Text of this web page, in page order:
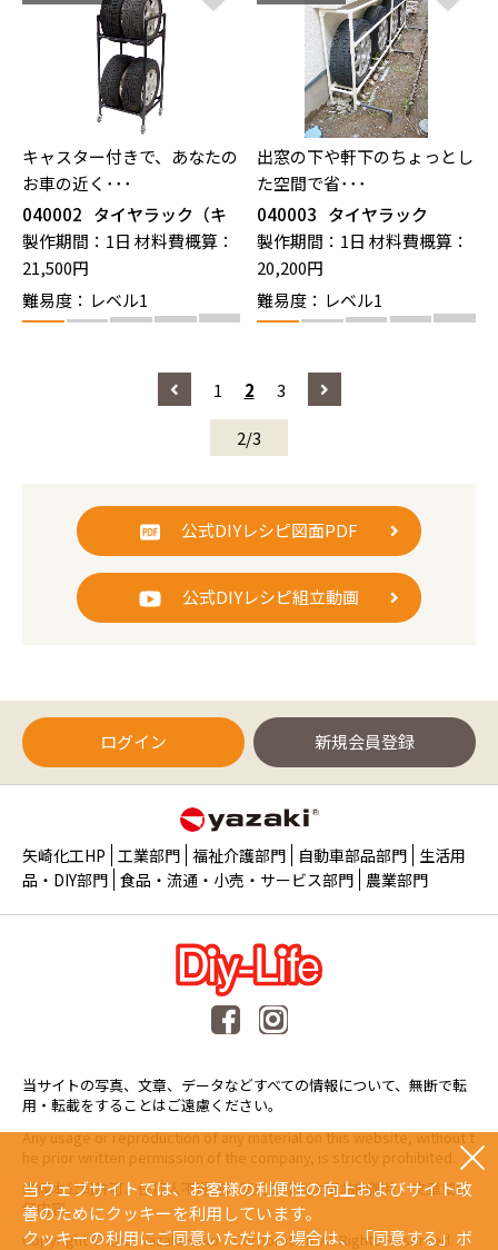
キャスター付きで、あなたの
お車の近く･･･
040002 タイヤラック（キ
ャスター付）
製作期間：1日 材料費概算：
21,500円
難易度：レベル1
出窓の下や軒下のちょっとし
た空間で省･･･
040003 タイヤラック
製作期間：1日 材料費概算：
20,200円
難易度：レベル1
2/3
1 2 3
公式DIYレシピ図面PDF
公式DIYレシピ組立動画
ログイン 新規会員登録
矢崎化工HP 工業部門 福祉介護部門 自動車部品部門 生活用
品・DIY部門 食品・流通・小売・サービス部門 農業部門
当サイトの写真、文章、データなどすべての情報について、無断で転
用・転載をすることはご遠慮ください。
Any usage or reproduction of any material on this website, without t
he prior written permission of the company, is strictly prohibited.
未經本公司許可、任何人不得擅自使用或複製本網站的圖片、文章或任
何内容。
Copyright © 2015 Yazaki Kako Corporation. All Rights Reserved.
当ウェブサイトでは、お客様の利便性の向上およびサイト改
善のためにクッキーを利用しています。
クッキーの利用にご同意いただける場合は、「同意する」ボ